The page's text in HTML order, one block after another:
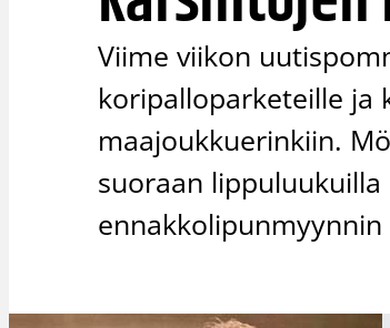
Viime viikon
koripalloparketeille ja
maajoukkuerinkiin.
suoraan